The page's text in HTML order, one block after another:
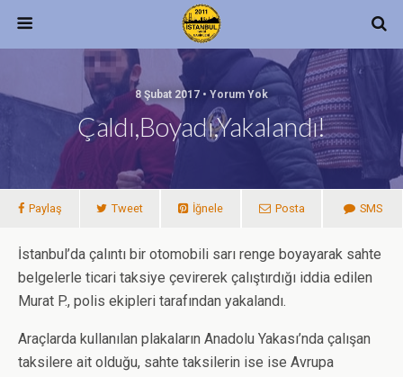
8 Şubat 2017 • Yorum Yok
Çaldı,Boyadı,Yakalandı!
Paylaş Tweet İğnele Posta SMS
İstanbul’da çalıntı bir otomobili sarı renge boyayarak sahte
belgelerle ticari taksiye çevirerek çalıştırdığı iddia edilen
Murat P., polis ekipleri tarafından yakalandı.
Araçlarda kullanılan plakaların Anadolu Yakası’nda çalışan
taksilere ait olduğu, sahte taksilerin ise ise Avrupa